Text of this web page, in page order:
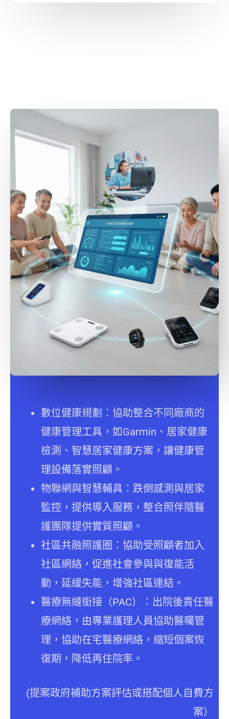
數位健康規劃：協助整合不同廠商的
健康管理工具，如Garmin、居家健康
檢測、智慧居家健康方案，讓健康管
理設備落實照顧。
物聯網與智慧輔具：跌倒感測與居家
監控，提供導入服務，整合照伴隨醫
護團隊提供實質照顧。
社區共融照護圈：協助受照顧者加入
社區網絡，促進社會參與與復能活
動，延緩失能，增強社區連結。
醫療無縫銜接（PAC）：出院後責任醫
療網絡，由專業護理人員協助醫囑管
理，協助在宅醫療網絡，縮短個案恢
復期，降低再住院率。
(提案政府補助方案評估或搭配個人自費方
案）